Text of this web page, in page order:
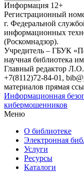
Информация 12+
Регистрационный
г. Федеральной
информационных
(Роскомнадзор).
Учредитель – ГБУК
научная библиотека
Главный редактор
+7(8112)72-84-01,
материалов прямая
Информационная
кибермошенников
Меню
О библиотеке
Электронная
Услуги
Ресурсы
Каталоги